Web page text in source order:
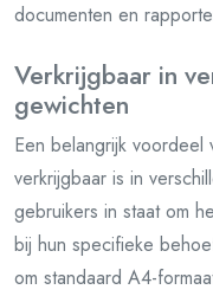
documenten en
Verkrijgbaar in
gewichten
Een belangrijk
verkrijgbaar is in
gebruikers in staat om
bij hun specifieke
om standaard A4-